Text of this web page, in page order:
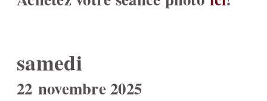
samedi
22 novembre 2025